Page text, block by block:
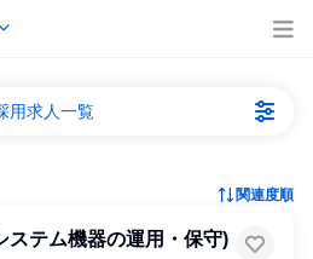
用求人一覧
関連度順
ステム機器の運用・保守)